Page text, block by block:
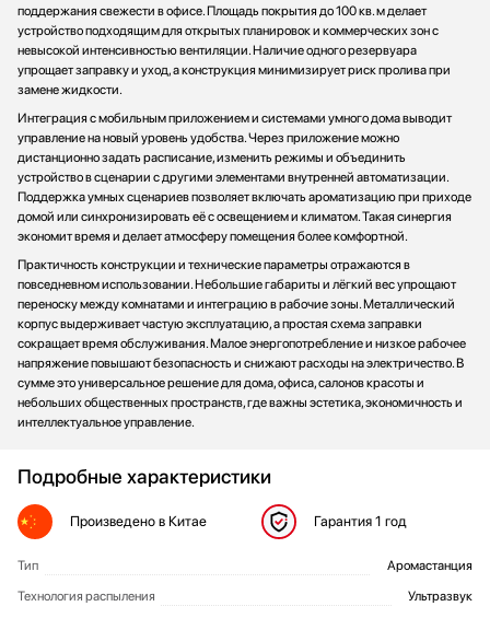
Профессиональные посудомоечные машины
Пылесосы
Системы кипячения воды AquaHot
Смесители
Соковыжималки
Стаканомоечные машины
Стиральные машины
Сушильные машины
Телевизоры
Увлажнители воздуха
Утюги
Фены
Холодильники
Холодильное оборудование
Хьюмидоры
поддержания свежести в офисе. Площадь покрытия до 100 кв. м делает
устройство подходящим для открытых планировок и коммерческих зон с
невысокой интенсивностью вентиляции. Наличие одного резервуара
упрощает заправку и уход, а конструкция минимизирует риск пролива при
замене жидкости.
Интеграция с мобильным приложением и системами умного дома выводит
управление на новый уровень удобства. Через приложение можно
дистанционно задать расписание, изменить режимы и объединить
устройство в сценарии с другими элементами внутренней автоматизации.
Поддержка умных сценариев позволяет включать ароматизацию при приходе
домой или синхронизировать её с освещением и климатом. Такая синергия
экономит время и делает атмосферу помещения более комфортной.
Практичность конструкции и технические параметры отражаются в
повседневном использовании. Небольшие габариты и лёгкий вес упрощают
переноску между комнатами и интеграцию в рабочие зоны. Металлический
корпус выдерживает частую эксплуатацию, а простая схема заправки
сокращает время обслуживания. Малое энергопотребление и низкое рабочее
напряжение повышают безопасность и снижают расходы на электричество. В
сумме это универсальное решение для дома, офиса, салонов красоты и
небольших общественных пространств, где важны эстетика, экономичность и
интеллектуальное управление.
Подробные характеристики
Произведено в Китае Гарантия 1 год
ОБЩИЕ ХАРАКТЕРИСТИКИ
Тип
Аромастанция
Технология распыления
Ультразвук